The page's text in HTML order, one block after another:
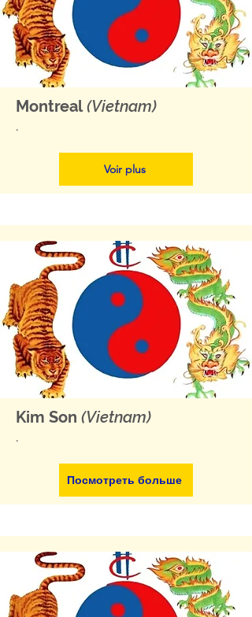
Montreal(Vietnam)
.
Voir plus
Kim Son (Vietnam)
.
Посмотреть больше